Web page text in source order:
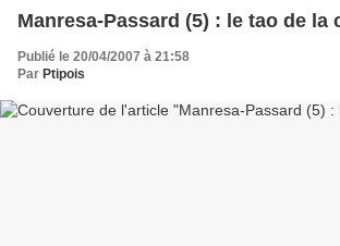
Manresa-Passard (5) : le tao de la
Publié le 20/04/2007 à 21:58
Par Ptipois